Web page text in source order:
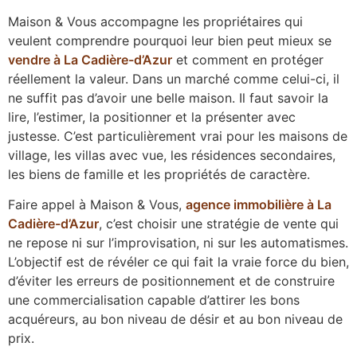
Maison & Vous accompagne les propriétaires qui
veulent comprendre pourquoi leur bien peut mieux se
vendre à La Cadière-d’Azur et comment en protéger
réellement la valeur. Dans un marché comme celui-ci, il
ne suffit pas d’avoir une belle maison. Il faut savoir la
lire, l’estimer, la positionner et la présenter avec
justesse. C’est particulièrement vrai pour les maisons de
village, les villas avec vue, les résidences secondaires,
les biens de famille et les propriétés de caractère.
Faire appel à Maison & Vous, agence immobilière à La
Cadière-d’Azur, c’est choisir une stratégie de vente qui
ne repose ni sur l’improvisation, ni sur les automatismes.
L’objectif est de révéler ce qui fait la vraie force du bien,
d’éviter les erreurs de positionnement et de construire
une commercialisation capable d’attirer les bons
acquéreurs, au bon niveau de désir et au bon niveau de
prix.